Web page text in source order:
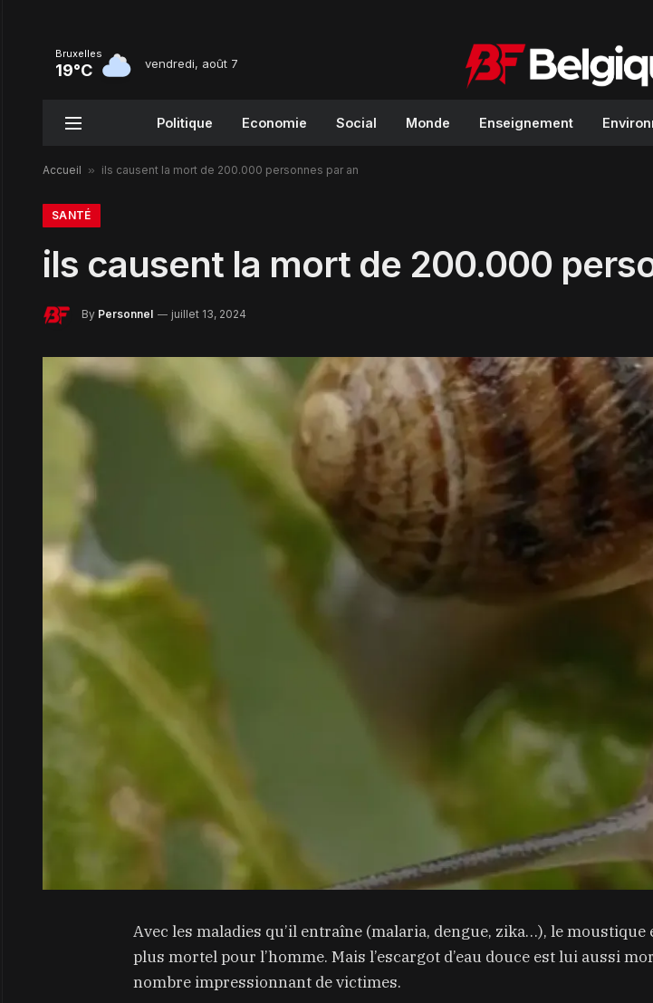
Bruxelles
19°C vendredi, août 7
Politique Economie Social Monde Enseignement
Accueil » ils causent la mort de 200.000 personnes par an
SANTÉ
ils causent la mort de 200.000
By Personnel juillet 13, 2024
Avec les maladies qu’il entraîne (malaria, dengue, zika…), le moustique
plus mortel pour l’homme. Mais l’escargot d’eau douce est lui aussi
nombre impressionnant de victimes.